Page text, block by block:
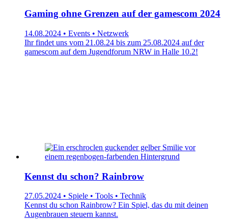
Gaming ohne Grenzen auf der gamescom 2024
14.08.2024 • Events • Netzwerk
Ihr findet uns vom 21.08.24 bis zum 25.08.2024 auf der
gamescom auf dem Jugendforum NRW in Halle 10.2!
Kennst du schon? Rainbrow
27.05.2024 • Spiele • Tools • Technik
Kennst du schon Rainbrow? Ein Spiel, das du mit deinen
Augenbrauen steuern kannst.